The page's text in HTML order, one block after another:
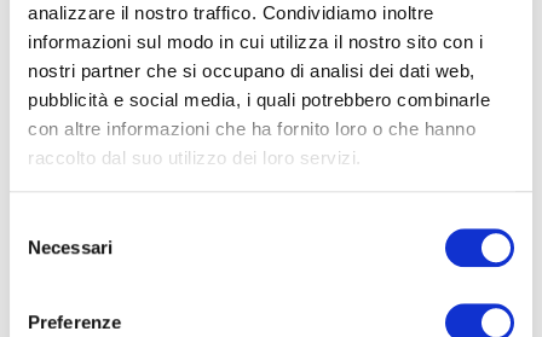
analizzare il nostro traffico. Condividiamo inoltre
informazioni sul modo in cui utilizza il nostro sito con i
nostri partner che si occupano di analisi dei dati web,
pubblicità e social media, i quali potrebbero combinarle
con altre informazioni che ha fornito loro o che hanno
raccolto dal suo utilizzo dei loro servizi.
delNecessari
Preferenze